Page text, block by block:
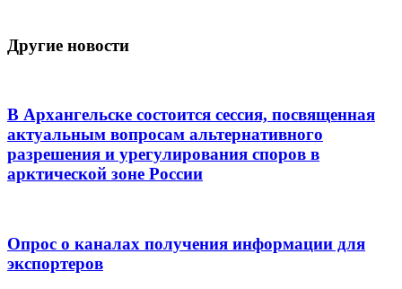
Другие новости
В Архангельске состоится сессия, посвященная
актуальным вопросам альтернативного
разрешения и урегулирования споров в
арктической зоне России
Опрос о каналах получения информации для
экспортеров